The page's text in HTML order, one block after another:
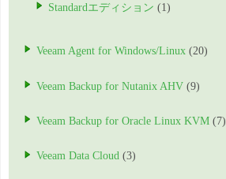
Standardエディション (1)
Veeam Agent for Windows/Linux (20)
Veeam Backup for Nutanix AHV (9)
Veeam Backup for Oracle Linux KVM (7)
Veeam Data Cloud (3)